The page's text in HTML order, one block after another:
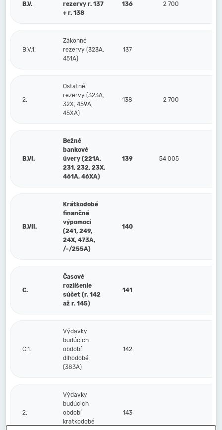
B.V.
rezervy r. 137
+ r. 138
136 2 700
B.V.1.
Zákonné
rezervy (323A,
451A)
137
2.
Ostatné
rezervy (323A,
32X, 459A,
45XA)
138 2 700
B.VI.
Bežné
bankové
úvery (221A,
231, 232, 23X,
461A, 46XA)
139 54 005
B.VII.
Krátkodobé
finančné
výpomoci
(241, 249,
24X, 473A,
/-/255A)
140
C.
Časové
rozlíšenie
súčet (r. 142
až r. 145)
141
C.1.
Výdavky
budúcich
období
dlhodobé
(383A)
142
2.
Výdavky
budúcich
období
kratkodobé
143